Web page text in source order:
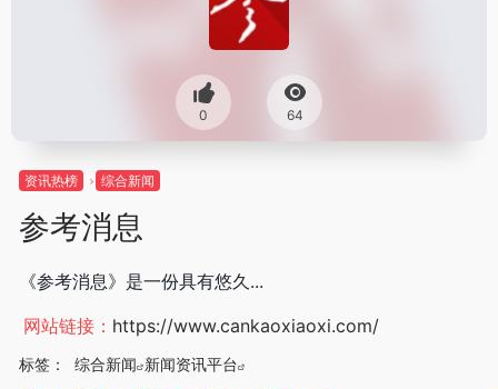
0 64
资讯热榜 综合新闻
参考消息
《参考消息》是一份具有悠久...
网站链接： https://www.cankaoxiaoxi.com/
标签： 综合新闻 新闻资讯平台